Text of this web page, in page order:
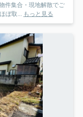
件集合・現地解散でご
ぼ取... もっと見る